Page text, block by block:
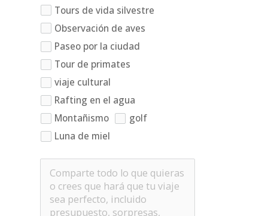
Tours de vida silvestre
Observación de aves
Paseo por la ciudad
Tour de primates
viaje cultural
Rafting en el agua
Montañismo
golf
Luna de miel